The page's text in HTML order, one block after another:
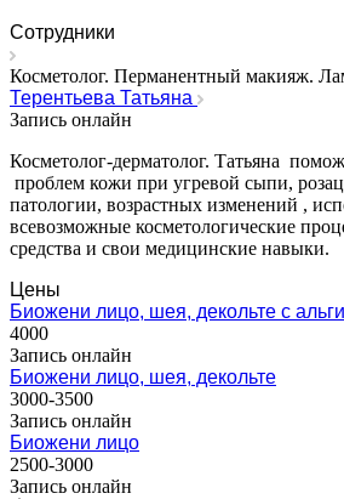
Сотрудники
Косметолог. Перманентный макияж.
Терентьева Татьяна
Запись онлайн
Косметолог-дерматолог. Татьяна
проблем кожи при угревой сыпи,
патологии, возрастных изменений ,
всевозможные косметологические
средства и свои медицинские навыки.
Цены
Биожени лицо, шея, декольте с
4000
Запись онлайн
Биожени лицо, шея, декольте
3000-3500
Запись онлайн
Биожени лицо
2500-3000
Запись онлайн